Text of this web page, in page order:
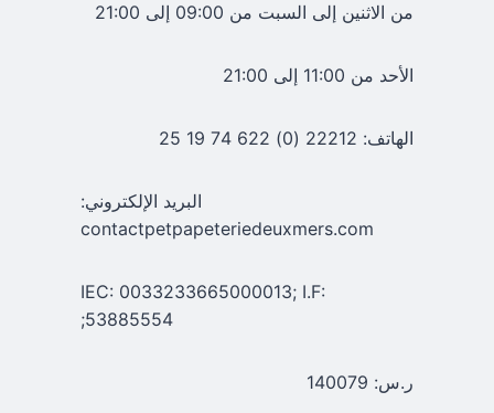
من الاثنين إلى السبت من 09:00 إلى 21:00
الأحد من 11:00 إلى 21:00
الهاتف: 22212 (0) 622 74 19 25
البريد الإلكتروني:
contactpetpapeteriedeuxmers.com
IEC: 0033233665000013; I.F:
53885554;
ر.س: 140079